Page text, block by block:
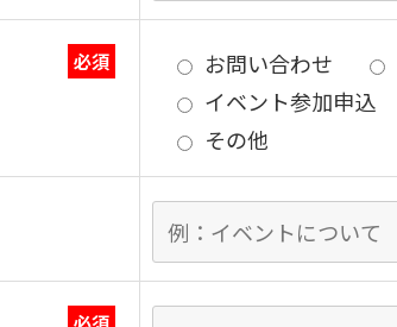
必須 お問い合わせ
イベント参加申込
その他